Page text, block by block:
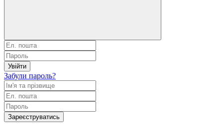
Увійти
Забули пароль?
Зареєструватись